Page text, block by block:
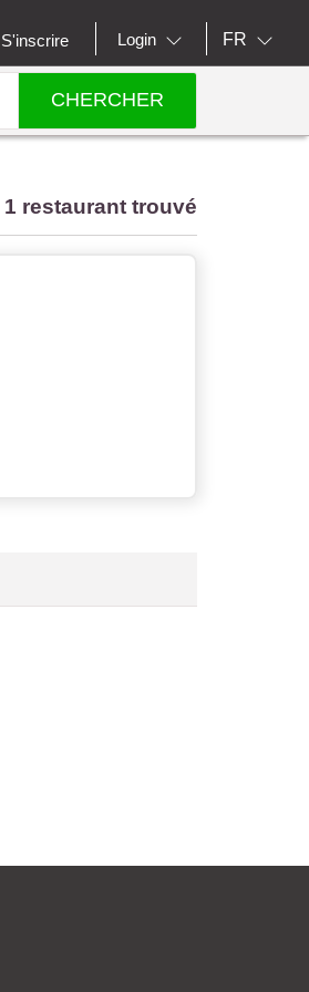
S'inscrire Login FR
CHERCHER
1 restaurant trouvé